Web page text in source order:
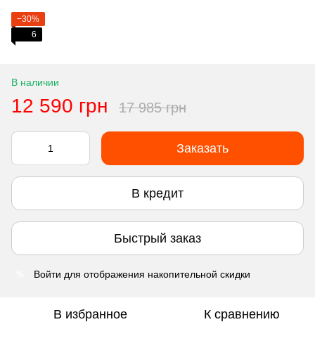
−30%
6
В наличии
12 590 грн 17 985 грн
Заказать
В кредит
Быстрый заказ
Войти для отображения накопительной скидки
В избранное К сравнению